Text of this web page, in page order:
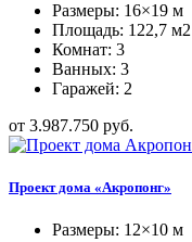
Размеры: 16×19 м
Площадь: 122,7 м2
Комнат: 3
Ванных: 3
Гаражей: 2
от 3.987.750 руб.
Проект дома «Акропонг»
Размеры: 12×10 м